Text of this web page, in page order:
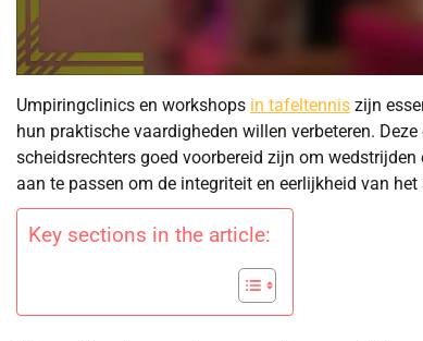
Umpiringclinics en workshops in tafeltennis zijn
hun praktische vaardigheden willen verbeteren. Deze
scheidsrechters goed voorbereid zijn om
aan te passen om de integriteit en eerlijkheid van
Key sections in the article: